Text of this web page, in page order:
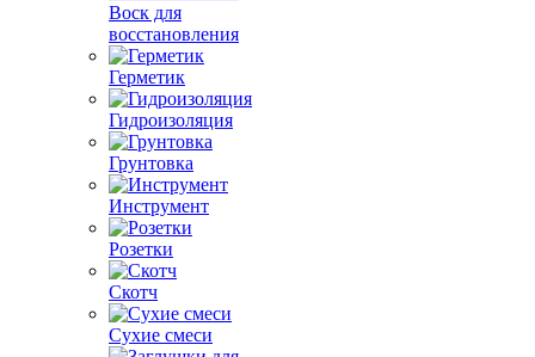
Воск для
восстановления
Герметик
Гидроизоляция
Грунтовка
Инструмент
Розетки
Скотч
Сухие смеси